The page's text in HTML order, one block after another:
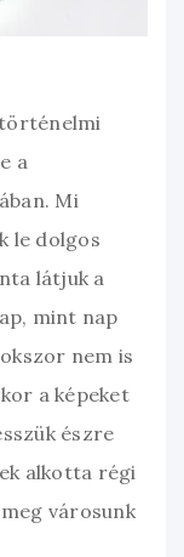
a
Mi
le dolgos
látjuk a
mint nap
nem is
a képeket
észre
alkotta régi
városunk